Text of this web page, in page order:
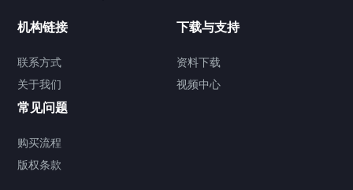
TCU温度控制单元
Chiller气体控温系统
机构链接
联系方式
关于我们
下载与支持
资料下载
视频中心
常见问题
购买流程
版权条款